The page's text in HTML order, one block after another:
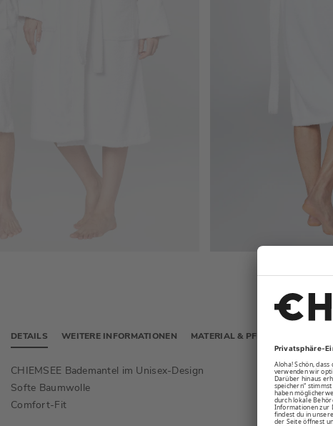
DETAILS
CHIEMSEE Bademantel im Unisex-Design
Softe Baumwolle
Comfort-Fit
Kapuze,
XXL: 121
WEITERE INFORMATIONEN MATERIAL & PFLEGE